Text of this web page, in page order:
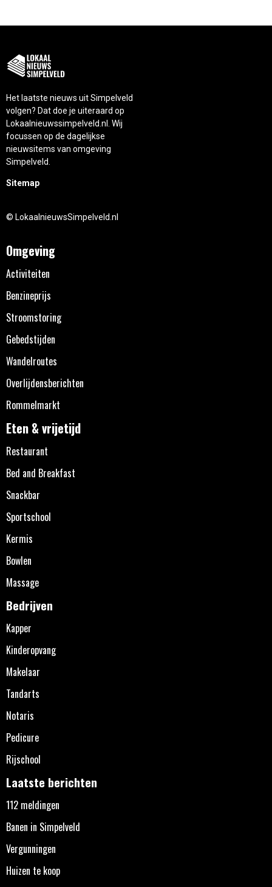
Het laatste nieuws uit Simpelveld
volgen? Dat doe je uiteraard op
Lokaalnieuwssimpelveld.nl. Wij
focussen op de dagelijkse
nieuwsitems van omgeving
Simpelveld.
Sitemap
© LokaalnieuwsSimpelveld.nl
Omgeving
Activiteiten
Benzineprijs
Stroomstoring
Gebedstijden
Wandelroutes
Overlijdensberichten
Rommelmarkt
Eten & vrijetijd
Restaurant
Bed and Breakfast
Snackbar
Sportschool
Kermis
Bowlen
Massage
Bedrijven
Kapper
Kinderopvang
Makelaar
Tandarts
Notaris
Pedicure
Rijschool
Laatste berichten
112 meldingen
Banen in Simpelveld
Vergunningen
Huizen te koop